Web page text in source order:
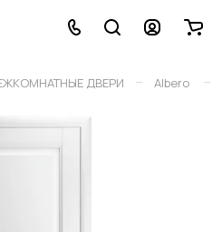
ДВЕРИ – Albero –